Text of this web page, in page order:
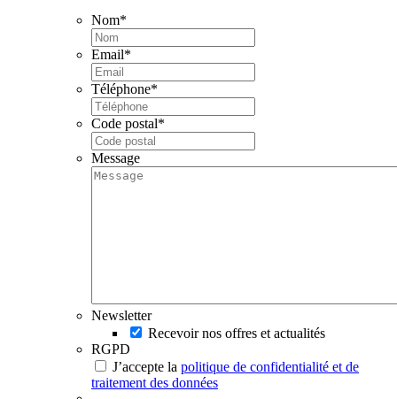
Nom*
Email*
Téléphone*
Code postal*
Message
Newsletter
Recevoir nos offres et actualités
RGPD
J’accepte la politique de confidentialité et de
traitement des données